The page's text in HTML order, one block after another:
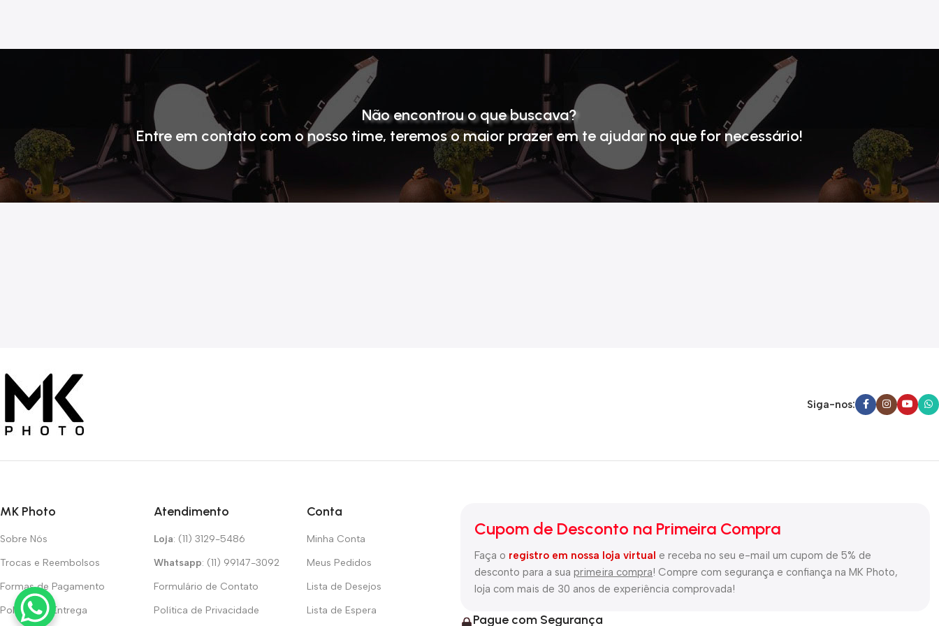
Não encontrou o que buscava?
Entre em contato com o nosso time, teremos o maior prazer em te ajudar no que for necessário!
Siga-nos:
MK Photo
Sobre Nós
Trocas e Reembolsos
Formas de Pagamento
Política de Entrega
Atendimento
Loja: (11) 3129-5486
Whatsapp: (11) 99147-3092
Formulário de Contato
Política de Privacidade
Conta
Minha Conta
Meus Pedidos
Lista de Desejos
Lista de Espera
Cupom de Desconto na Primeira Compra
Faça o registro em nossa loja virtual e receba no seu e-mail um cupom de 5% de
desconto para a suaprimeira compra! Compre com segurança e confiança na MK Photo,
loja com mais de 30 anos de experiência comprovada!
Pague com Segurança